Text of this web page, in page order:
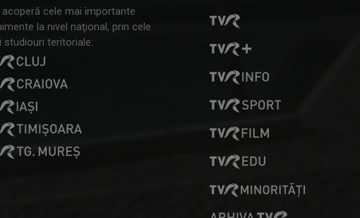
acoperă cele mai importante
la nivel naţional, prin cele
studiouri teritoriale: